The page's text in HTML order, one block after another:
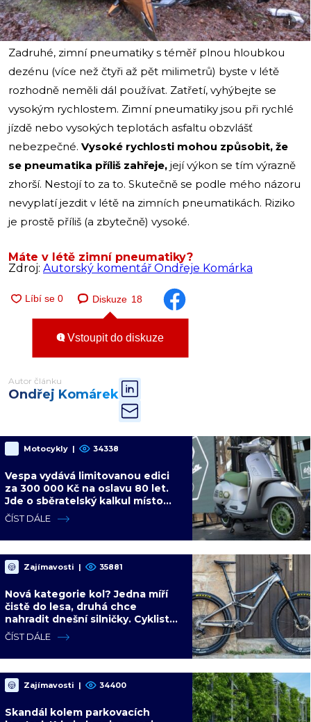
i
Zadruhé, zimní pneumatiky s téměř plnou hloubkou
dezénu (více než čtyři až pět milimetrů) byste v létě
rozhodně neměli dál používat. Zatřetí, vyhýbejte se
vysokým rychlostem. Zimní pneumatiky jsou při rychlé
jízdě nebo vysokých teplotách asfaltu obzvlášť
nebezpečné. Vysoké rychlosti mohou způsobit, že
se pneumatika příliš zahřeje, její výkon se tím výrazně
zhorší. Nestojí to za to. Skutečně se podle mého názoru
nevyplatí jezdit v létě na zimních pneumatikách. Riziko
je prostě příliš (a zbytečně) vysoké.
Máte v létě zimní pneumatiky?
Zdroj: Autorský komentář Ondřeje Komárka
Diskuze 18
Vstoupit do diskuze
Autor článku
Ondřej Komárek
Motocykly | 34338
Vespa vydává limitovanou edici
za 300 000 Kč na oslavu 80 let.
Jde o sběratelský kalkul místo
jízdního upgradu
ČÍST DÁLE
Zajímavosti | 35881
Nová kategorie kol? Jedna míří
čistě do lesa, druhá chce
nahradit dnešní silničky. Cyklisté
mají rozporuplné názory
ČÍST DÁLE
Zajímavosti | 34400
Skandál kolem parkovacích